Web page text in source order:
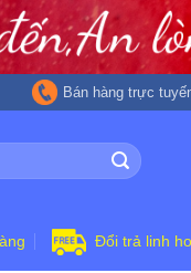
Bán hàng trực
Đổi trả linh